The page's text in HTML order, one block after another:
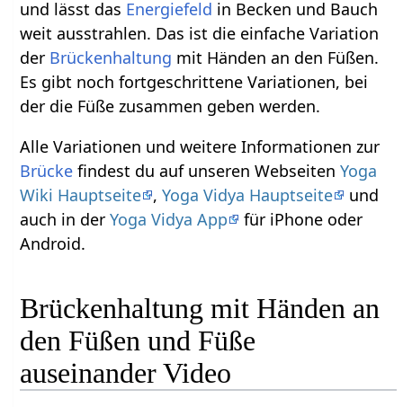
und lässt das Energiefeld in Becken und Bauch
weit ausstrahlen. Das ist die einfache Variation
der Brückenhaltung mit Händen an den Füßen.
Es gibt noch fortgeschrittene Variationen, bei
der die Füße zusammen geben werden.
Alle Variationen und weitere Informationen zur
Brücke findest du auf unseren WebseitenYoga
Wiki Hauptseite ,Yoga Vidya Hauptseite
und
auch in derYoga Vidya App
für iPhone oder
Android.
Brückenhaltung mit Händen an
den Füßen und Füße
auseinander Video